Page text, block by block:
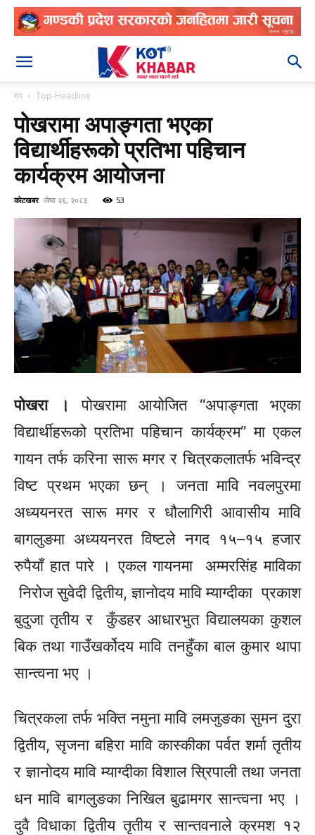
घर Top-Headline
पोखरामा अपाङ्गता भएका
विद्यार्थीहरूको प्रतिभा पहिचान
कार्यक्रम आयोजना
कोटखबर जेष्ठ २६, २०८३ 53
पोखरा ।पोखरामा आयोजित “अपाङ्गता भएका
विद्यार्थीहरूको प्रतिभा पहिचान कार्यक्रम” मा एकल
गायन तर्फ करिना सारू मगर र चित्रकलातर्फ भविन्द्र
विष्ट प्रथम भएका छन् । जनता मावि नवलपुरमा
अध्ययनरत सारू मगर र धौलागिरी आवासीय मावि
बागलुङमा अध्ययनरत विष्टले नगद १५–१५ हजार
रुपैयाँ हात पारे । एकल गायनमा अम्मरसिंह माविका
निरोज सुवेदी द्वितीय, ज्ञानोदय मावि म्याग्दीका प्रकाश
बुदुजातृतीय रकुँडहरआधारभुत विद्यालयका कुशल
बिक तथागाउँखर्कोदयमावि तनहुँका बाल कुमार थापा
सान्त्वना भए ।
चित्रकला तर्फ भक्ति नमुना मावि लमजुङका सुमन दुरा
द्वितीय, सृजना बहिरा मावि कास्कीका पर्वत शर्मा तृतीय
र ज्ञानोदय मावि म्याग्दीका विशालस्रिपालीतथा जनता
धन मावि बागलुङका निखिल बुढामगर सान्त्वना भए ।
दुवै विधाका द्वितीय तृतीय रसान्तवनालेक्रमश १२